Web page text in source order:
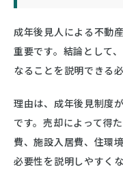
成年後見人による不動
重要です。結論として
なることを説明できる
理由は、成年後見制度
です。売却によって得
費、施設入居費、住環
必要性を説明しやすくな